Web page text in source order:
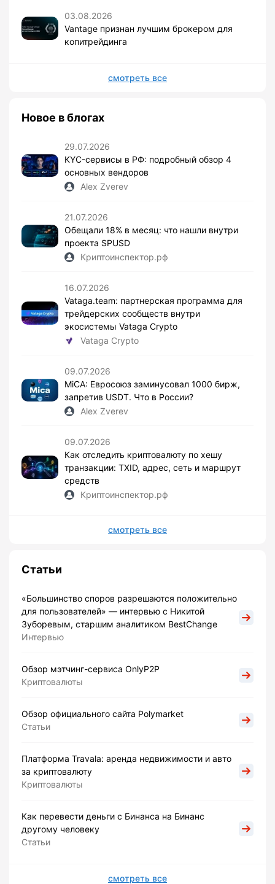
03.08.2026
Vantage признан лучшим брокером для
копитрейдинга
смотреть все
Новое в блогах
29.07.2026
KYC-сервисы в РФ: подробный обзор 4
основных вендоров
Alex Zverev
21.07.2026
Обещали 18% в месяц: что нашли внутри
проекта SPUSD
Криптоинспектор.рф
16.07.2026
Vataga.team: партнерская программа для
трейдерских сообществ внутри
экосистемы Vataga Crypto
Vataga Crypto
09.07.2026
MiCA: Евросоюз заминусовал 1000 бирж,
запретив USDT. Что в России?
Alex Zverev
09.07.2026
Как отследить криптовалюту по хешу
транзакции: TXID, адрес, сеть и маршрут
средств
Криптоинспектор.рф
смотреть все
Статьи
«Большинство споров разрешаются положительно
для пользователей» — интервью с Никитой
Зуборевым, старшим аналитиком BestChange
Интервью
Обзор мэтчинг-сервиса OnlyP2P
Криптовалюты
Обзор официального сайта Polymarket
Статьи
Платформа Travala: аренда недвижимости и авто
за криптовалюту
Криптовалюты
Как перевести деньги с Бинанса на Бинанс
другому человеку
Статьи
смотреть все